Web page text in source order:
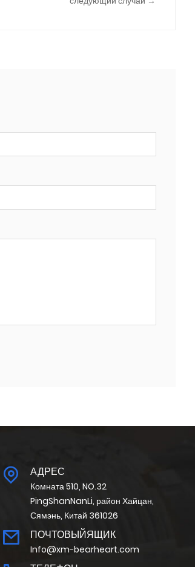
АДРЕС
Комната 510, NO.32
PingShanNanLi, район Хайцан,
Сямэнь, Китай 361026
ПОЧТОВЫЙЯЩИК
Info@xm-bearheart.com